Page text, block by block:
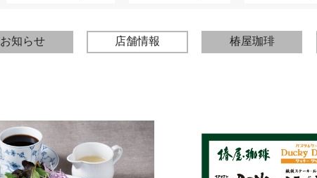
お知らせ 店舗情報 椿屋珈琲